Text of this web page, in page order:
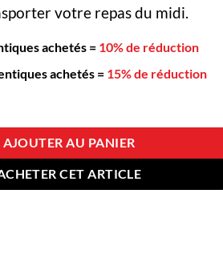
votre repas du midi.
achetés = 10% de réduction
achetés = 15% de réduction
Compatible Micro-ondes 1 Étage Rose
AJOUTER AU PANIER
CET ARTICLE